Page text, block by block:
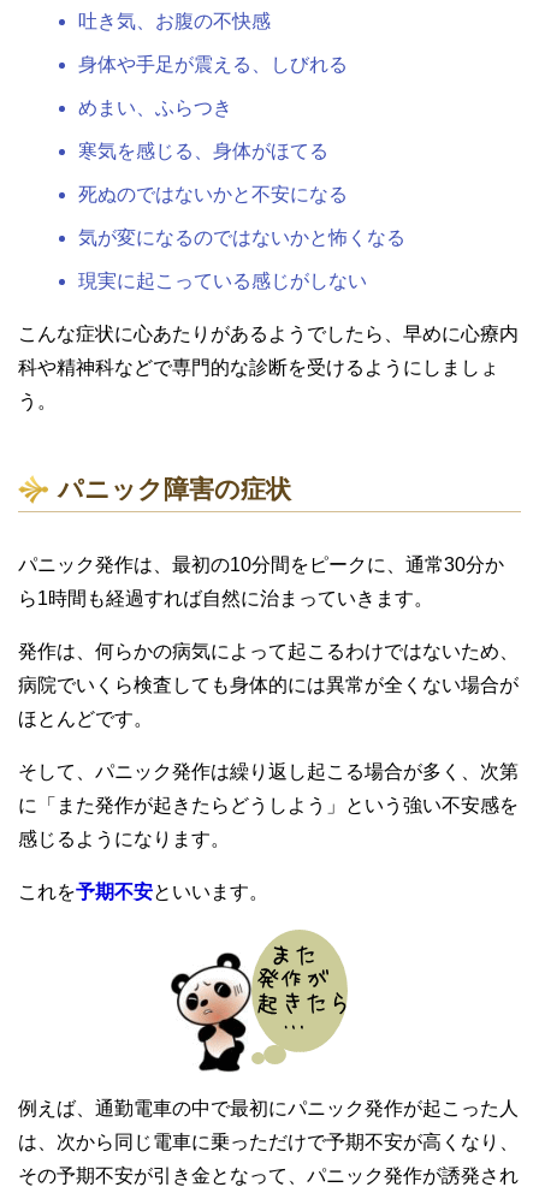
吐き気、お腹の不快感
身体や手足が震える、しびれる
めまい、ふらつき
寒気を感じる、身体がほてる
死ぬのではないかと不安になる
気が変になるのではないかと怖くなる
現実に起こっている感じがしない
こんな症状に心あたりがあるようでしたら、早めに心療内
科や精神科などで専門的な診断を受けるようにしましょ
う。
パニック障害の症状
パニック発作は、最初の10分間をピークに、通常30分か
ら1時間も経過すれば自然に治まっていきます。
発作は、何らかの病気によって起こるわけではないため、
病院でいくら検査しても身体的には異常が全くない場合が
ほとんどです。
そして、パニック発作は繰り返し起こる場合が多く、次第
に「また発作が起きたらどうしよう」という強い不安感を
感じるようになります。
これを予期不安といいます。
例えば、通勤電車の中で最初にパニック発作が起こった人
は、次から同じ電車に乗っただけで予期不安が高くなり、
その予期不安が引き金となって、パニック発作が誘発され